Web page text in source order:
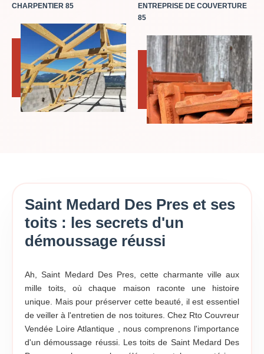
CHARPENTIER 85
ENTREPRISE DE COUVERTURE
85
Saint Medard Des Pres et ses
toits : les secrets d'un
démoussage réussi
Ah, Saint Medard Des Pres, cette charmante ville aux
mille toits, où chaque maison raconte une histoire
unique. Mais pour préserver cette beauté, il est essentiel
de veiller à l'entretien de nos toitures. Chez Rto Couvreur
Vendée Loire Atlantique , nous comprenons l'importance
d'un démoussage réussi. Les toits de Saint Medard Des